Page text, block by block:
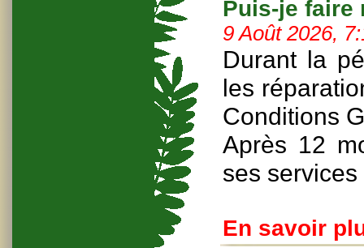
Puis-je faire
9 Août 2026,
Durant la
les
Conditions
Après 12
ses services
En savoir